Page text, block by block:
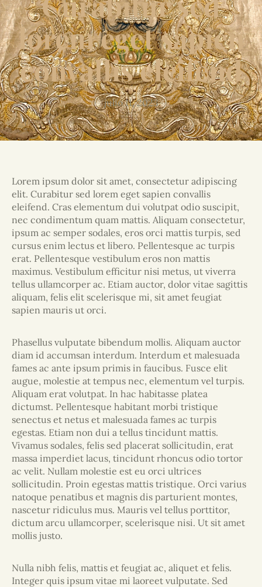
lorem eget sapien
convallis eleifend
julio 11, 2023
Lorem ipsum dolor sit amet, consectetur adipiscing
elit. Curabitur sed lorem eget sapien convallis
eleifend. Cras elementum dui volutpat odio suscipit,
nec condimentum quam mattis. Aliquam consectetur,
ipsum ac semper sodales, eros orci mattis turpis, sed
cursus enim lectus et libero. Pellentesque ac turpis
erat. Pellentesque vestibulum eros non mattis
maximus. Vestibulum efficitur nisi metus, ut viverra
tellus ullamcorper ac. Etiam auctor, dolor vitae sagittis
aliquam, felis elit scelerisque mi, sit amet feugiat
sapien mauris ut orci.
Phasellus vulputate bibendum mollis. Aliquam auctor
diam id accumsan interdum. Interdum et malesuada
fames ac ante ipsum primis in faucibus. Fusce elit
augue, molestie at tempus nec, elementum vel turpis.
Aliquam erat volutpat. In hac habitasse platea
dictumst. Pellentesque habitant morbi tristique
senectus et netus et malesuada fames ac turpis
egestas. Etiam non dui a tellus tincidunt mattis.
Vivamus sodales, felis sed placerat sollicitudin, erat
massa imperdiet lacus, tincidunt rhoncus odio tortor
ac velit. Nullam molestie est eu orci ultrices
sollicitudin. Proin egestas mattis tristique. Orci varius
natoque penatibus et magnis dis parturient montes,
nascetur ridiculus mus. Mauris vel tellus porttitor,
dictum arcu ullamcorper, scelerisque nisi. Ut sit amet
mollis justo.
Nulla nibh felis, mattis et feugiat ac, aliquet et felis.
Integer quis ipsum vitae mi laoreet vulputate. Sed